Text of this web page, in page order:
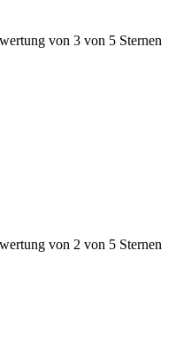
von 3 von 5 Sternen
von 2 von 5 Sternen